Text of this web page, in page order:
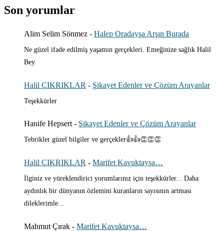
Son yorumlar
Alim Selim Sönmez - Halep Oradaysa Arşın Burada
Ne güzel ifade edilmiş yaşamın gerçekleri. Emeğinize sağlık Halil
Bey.
Halil ÇIKRIKLAR - Şikayet Edenler ve Çözüm Arayanlar
Teşekkürler
Hanife Hepsert - Şikayet Edenler ve Çözüm Arayanlar
Tebrikler güzel bilgiler ve gerçekler👍👍👏👏👏
Halil ÇIKRIKLAR - Marifet Kavuktaysa…
İlginiz ve yüreklendirici yorumlarınız için teşekkürler... Daha
aydınlık bir dünyanın özlemini kuranların sayısının artması
dileklerimle...
Mahmut Çırak - Marifet Kavuktaysa…